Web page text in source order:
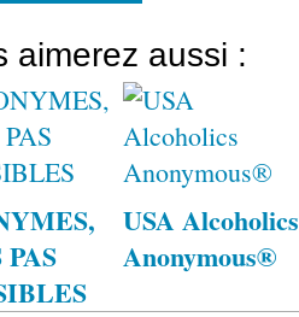
aimerez aussi :
USA Alcoholics
Anonymous®